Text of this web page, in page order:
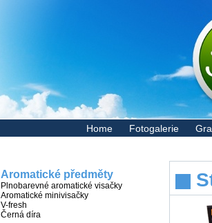
Home Fotogalerie
Aromatické předměty
Plnobarevné aromatické visačky
Aromatické minivisačky
V-fresh
Černá díra